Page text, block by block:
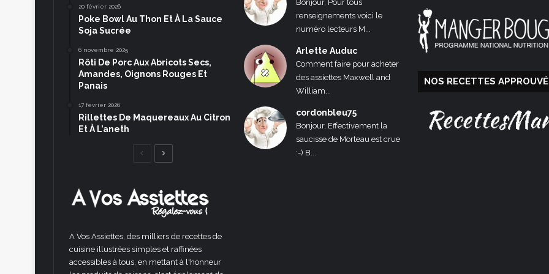
20 février 2026
Poke Bowl Au Thon Et À La Sauce
Soja Sucrée
6 novembre 2025
Rôti De Porc Aux Abricots Secs,
Amandes, Oignons Rouges Et
Panais
17 février 2026
Rillettes De Maquereaux Au Citron
Et À L’aneth
Page
A Vos Assiettes, des milliers de recettes de
cuisine illustrées simples et raffinées
accessibles à tous, en mettant à l'honneur
Bonjour, Pour tous
renseignements voici le
numéro lecteurs M...
Arlette Auduc
Comment faire pour acheter
des assiettes Maxwell and
William...
cordonbleu75
Bonjour, Effectivement la
saucisse de Morteau est crue
:-) B...
NOS RECETTES